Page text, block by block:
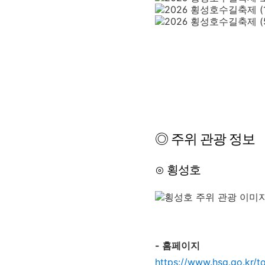
◎ 주위 관광 정보
⊙ 횡성호
- 홈페이지
https://www.hsg.go.kr/